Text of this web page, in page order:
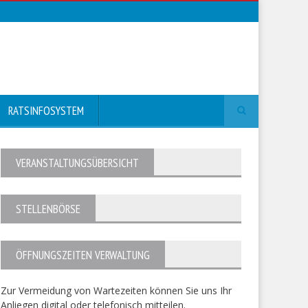
RATSINFOSYSTEM
VERANSTALTUNGSÜBERSICHT
STELLENBÖRSE
ÖFFNUNGSZEITEN VERWALTUNG
Zur Vermeidung von Wartezeiten können Sie uns Ihr
Anliegen digital oder telefonisch mitteilen.